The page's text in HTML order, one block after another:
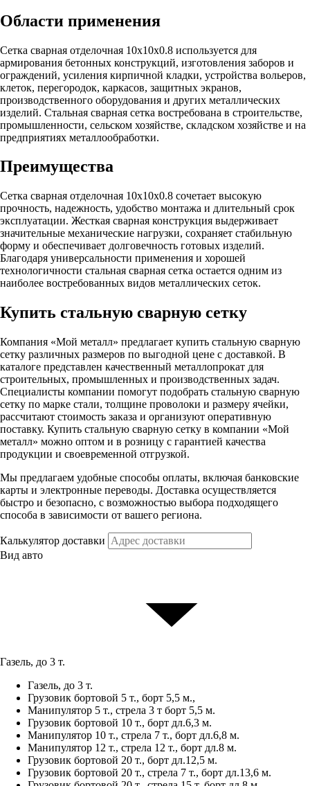
Области применения
Сетка сварная отделочная 10х10х0.8 используется для
армирования бетонных конструкций, изготовления заборов и
ограждений, усиления кирпичной кладки, устройства вольеров,
клеток, перегородок, каркасов, защитных экранов,
производственного оборудования и других металлических
изделий. Стальная сварная сетка востребована в строительстве,
промышленности, сельском хозяйстве, складском хозяйстве и на
предприятиях металлообработки.
Преимущества
Сетка сварная отделочная 10х10х0.8 сочетает высокую
прочность, надежность, удобство монтажа и длительный срок
эксплуатации. Жесткая сварная конструкция выдерживает
значительные механические нагрузки, сохраняет стабильную
форму и обеспечивает долговечность готовых изделий.
Благодаря универсальности применения и хорошей
технологичности стальная сварная сетка остается одним из
наиболее востребованных видов металлических сеток.
Купить стальную сварную сетку
Компания «Мой металл» предлагает купить стальную сварную
сетку различных размеров по выгодной цене с доставкой. В
каталоге представлен качественный металлопрокат для
строительных, промышленных и производственных задач.
Специалисты компании помогут подобрать стальную сварную
сетку по марке стали, толщине проволоки и размеру ячейки,
рассчитают стоимость заказа и организуют оперативную
поставку. Купить стальную сварную сетку в компании «Мой
металл» можно оптом и в розницу с гарантией качества
продукции и своевременной отгрузкой.
Мы предлагаем удобные способы оплаты, включая банковские
карты и электронные переводы. Доставка осуществляется
быстро и безопасно, с возможностью выбора подходящего
способа в зависимости от вашего региона.
Калькулятор доставки
Вид авто
Газель, до 3 т.
Газель, до 3 т.
Грузовик бортовой 5 т., борт 5,5 м.,
Манипулятор 5 т., стрела 3 т борт 5,5 м.
Грузовик бортовой 10 т., борт дл.6,3 м.
Манипулятор 10 т., стрела 7 т., борт дл.6,8 м.
Манипулятор 12 т., стрела 12 т., борт дл.8 м.
Грузовик бортовой 20 т., борт дл.12,5 м.
Грузовик бортовой 20 т., стрела 7 т., борт дл.13,6 м.